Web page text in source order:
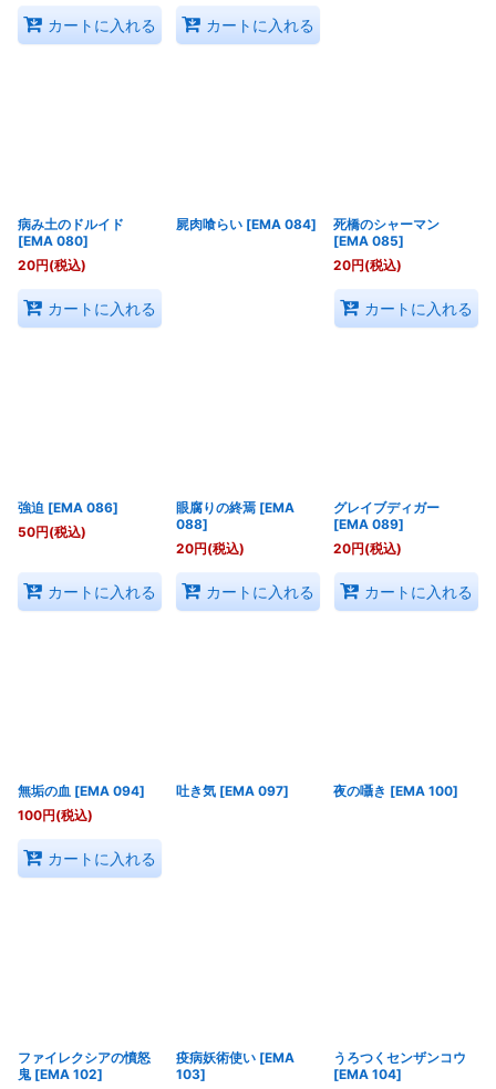
カートに入れる カートに入れる
病み土のドルイド
[EMA 080]
20円(税込)
カートに入れる
屍肉喰らい [EMA 084]
死橋のシャーマン
[EMA 085]
20円(税込)
カートに入れる
強迫 [EMA 086]
50円(税込)
カートに入れる
眼腐りの終焉 [EMA
088]
20円(税込)
カートに入れる
グレイブディガー
[EMA 089]
20円(税込)
カートに入れる
無垢の血 [EMA 094]
100円(税込)
カートに入れる
吐き気 [EMA 097] 夜の囁き [EMA 100]
ファイレクシアの憤怒
鬼 [EMA 102]
疫病妖術使い [EMA
103]
うろつくセンザンコウ
[EMA 104]